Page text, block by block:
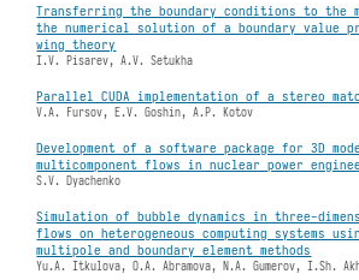
Transferring the boundary conditions to the
the numerical solution of a boundary value
wing theory
I.V. Pisarev, A.V. Setukha
Parallel CUDA implementation of a stereo
V.A. Fursov, E.V. Goshin, A.P. Kotov
Development of a software package for 3D
multicomponent flows in nuclear power
S.V. Dyachenko
Simulation of bubble dynamics in three-
flows on heterogeneous computing systems
multipole and boundary element methods
Yu.A. Itkulova, O.A. Abramova, N.A. Gumerov, I.Sh.